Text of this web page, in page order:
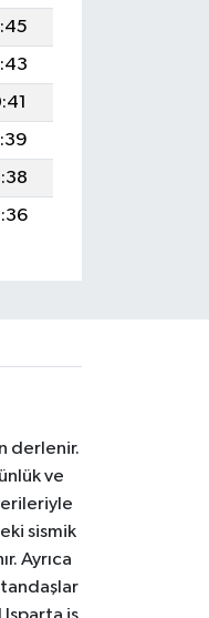
derlenir.
ve
sismik
Ayrıca